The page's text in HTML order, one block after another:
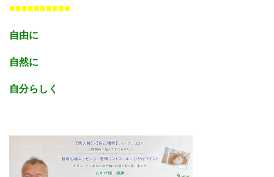
■■■■■■■■■■
自由に
自然に
自分らしく